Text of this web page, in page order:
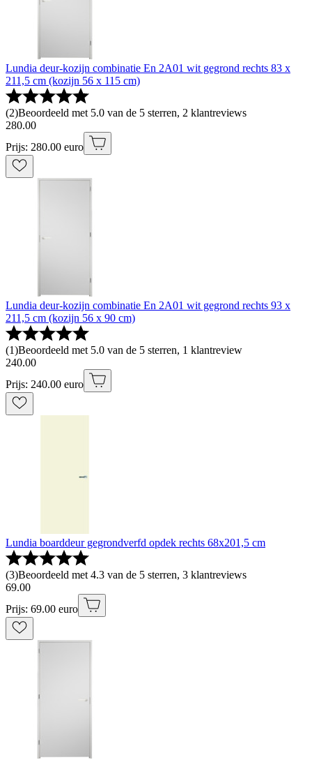
Lundia deur-kozijn combinatie En 2A01 wit gegrond rechts 83 x
211,5 cm (kozijn 56 x 115 cm)
(2)Beoordeeld met 5.0 van de 5 sterren, 2 klantreviews
280.00
Prijs: 280.00 euro
Lundia deur-kozijn combinatie En 2A01 wit gegrond rechts 93 x
211,5 cm (kozijn 56 x 90 cm)
(1)Beoordeeld met 5.0 van de 5 sterren, 1 klantreview
240.00
Prijs: 240.00 euro
Lundia boarddeur gegrondverfd opdek rechts 68x201,5 cm
(3)Beoordeeld met 4.3 van de 5 sterren, 3 klantreviews
69.00
Prijs: 69.00 euro